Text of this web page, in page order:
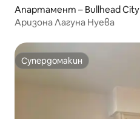
Апартамент – Bullhead City
Аризона Лагуна Нуева
Супердомакин
Супердомакин